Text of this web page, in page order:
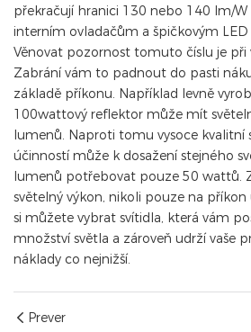
překračují hranici 130 nebo 140 lm/W
interním ovladačům a špičkovým
Věnovat pozornost tomuto číslu je při
Zabrání vám to padnout do pasti
základě příkonu. Například levně
100wattový reflektor může mít
lumenů. Naproti tomu vysoce kvalitní
účinností může k dosažení stejného
lumenů potřebovat pouze 50 wattů.
světelný výkon, nikoli pouze na příkon
si můžete vybrat svítidla, která vám
množství světla a zároveň udrží vaše
náklady co nejnižší.
Prever